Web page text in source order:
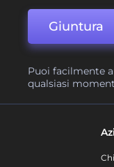
Giuntura
Puoi facilmente
qualsiasi